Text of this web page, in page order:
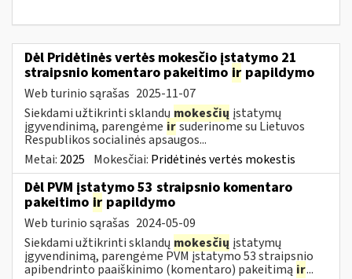
Dėl Pridėtinės vertės mokesčio įstatymo 21
straipsnio komentaro pakeitimo ir papildymo
Web turinio sąrašas 2025-11-07
Siekdami užtikrinti sklandų mokesčių įstatymų
įgyvendinimą, parengėme irsuderinome su Lietuvos
Respublikos socialinės apsaugos...
Metai: 2025 Mokesčiai: Pridėtinės vertės mokestis
Dėl PVM įstatymo 53 straipsnio komentaro
pakeitimo ir papildymo
Web turinio sąrašas 2024-05-09
Siekdami užtikrinti sklandų mokesčių įstatymų
įgyvendinimą, parengėme PVM įstatymo 53 straipsnio
apibendrinto paaiškinimo (komentaro) pakeitimą ir...